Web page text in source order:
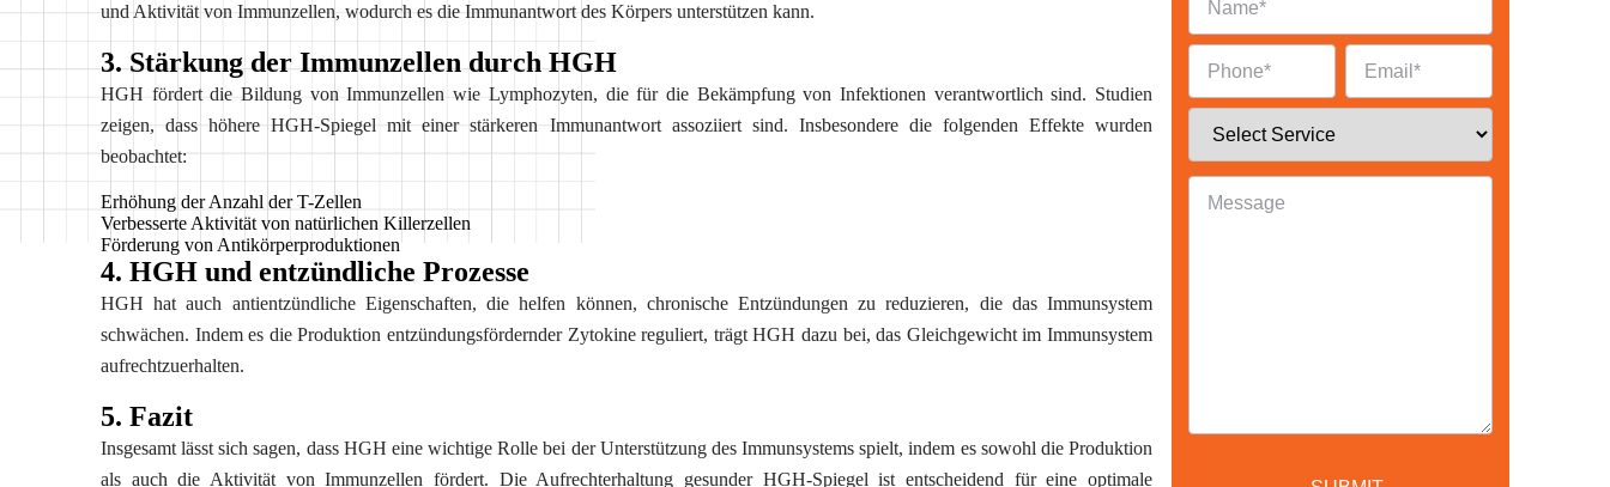
Phone*
und Aktivität von Immunzellen, wodurch es die Immunantwort des Körpers unterstützen kann.
3. Stärkung der Immunzellen durch HGH
HGH fördert die Bildung von Immunzellen wie Lymphozyten, die für die Bekämpfung von Infektionen verantwortlich sind. Studien
zeigen, dass höhere HGH-Spiegel mit einer stärkeren Immunantwort assoziiert sind. Insbesondere die folgenden Effekte wurden
beobachtet:
Erhöhung der Anzahl der T-Zellen
Verbesserte Aktivität von natürlichen Killerzellen
Förderung von Antikörperproduktionen
4. HGH und entzündliche Prozesse
HGH hat auch antientzündliche Eigenschaften, die helfen können, chronische Entzündungen zu reduzieren, die das Immunsystem
schwächen. Indem es die Produktion entzündungsfördernder Zytokine reguliert, trägt HGH dazu bei, das Gleichgewicht im Immunsystem
aufrechtzuerhalten.
5. Fazit
Insgesamt lässt sich sagen, dass HGH eine wichtige Rolle bei der Unterstützung des Immunsystems spielt, indem es sowohl die Produktion
als auch die Aktivität von Immunzellen fördert. Die Aufrechterhaltung gesunder HGH-Spiegel ist entscheidend für eine optimale